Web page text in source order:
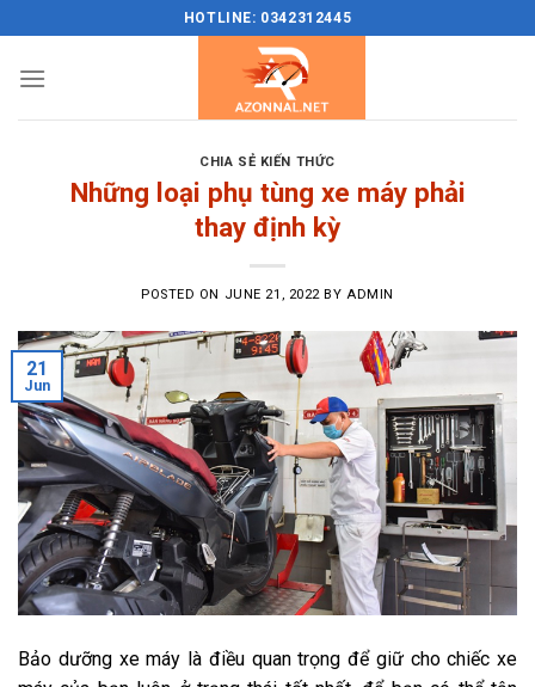
content
HOTLINE: 0342312445
CHIA SẺ KIẾN THỨC
Những loại phụ tùng xe máy phải
thay định kỳ
POSTED ON JUNE 21, 2022 BY ADMIN
21
Jun
Bảo dưỡng xe máy là điều quan trọng để giữ cho chiếc xe